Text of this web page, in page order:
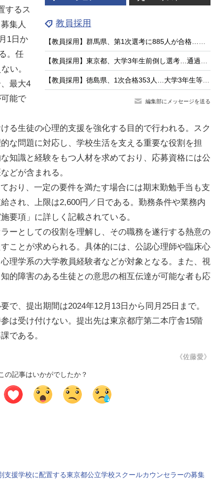
教員採用
編集部にメッセージを送る
するス
集人
1日か
。任
い。
最大4
能で
る生徒の心理的支援を強化する目的で行われる。スク
な問題に対応し、学校生活を支える重要な役割を担
知識と経験をもつ人材を求めており、応募資格には公
どが含まれる。
おり、一定の要件を満たす場合には期末勤勉手当も支
され、上限は2,600円／日である。勤務条件や業務内
要項」に詳しく記載されている。
ーとしての役割を理解し、その職務を遂行する熱意の
ことが求められる。具体的には、公認心理師や臨床心
理学系の大学教員経験者などが対象となる。また、視
的障害のある生徒との意思の相互伝達が可能な者も応
、提出期間は2024年12月13日から同月25日まで。
は受け付けない。提出先は東京都庁第二本庁舎15階
である。
《佐藤愛》
の記事はいかがでしたか？
支援学校に配置する東京都公立学校スクールカウンセラーの募集